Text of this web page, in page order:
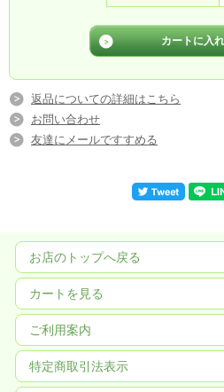
返品についての詳細はこちら
お問い合わせ
友達にメールですすめる
お店のトップへ戻る
カートを見る
ご利用案内
特定商取引法表示